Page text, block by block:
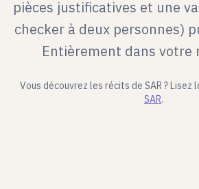
pièces justificatives et une
checker à deux personnes)
Entièrement dans votre
Vous découvrez les récits de SAR ? Lisez
SAR.